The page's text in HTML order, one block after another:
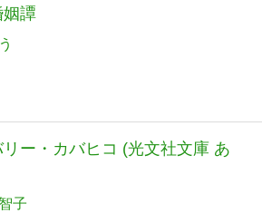
姻譚
リー・カバヒコ (光文社文庫 あ
子